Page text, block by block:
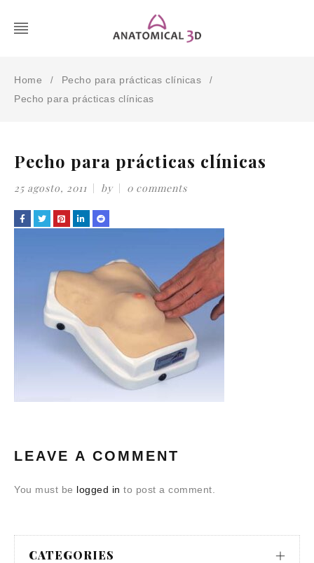
Home / Pecho para prácticas clínicas /
Pecho para prácticas clínicas
Pecho para prácticas clínicas
25 agosto, 2011 by 0 comments
LEAVE A COMMENT
You must be logged in to post a comment.
CATEGORIES